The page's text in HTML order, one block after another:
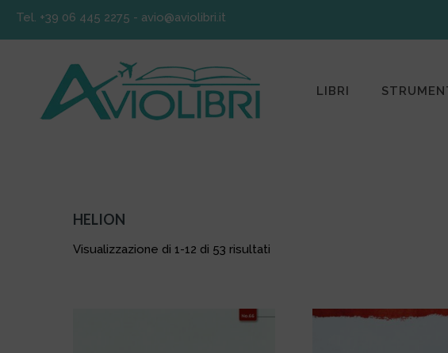
Tel. +39 06 445 2275 - avio@aviolibri.it
LIBRI
HELION
Visualizzazione di 1-12 di 53 risultati